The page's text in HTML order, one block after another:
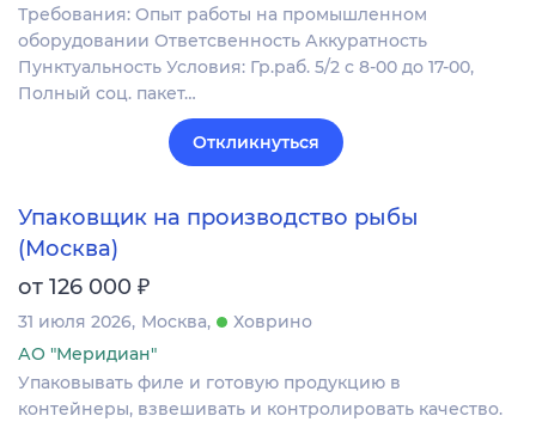
Требования: Опыт работы на промышленном
оборудовании Ответсвенность Аккуратность
Пунктуальность Условия: Гр.раб. 5/2 с 8-00 до 17-00,
Полный соц. пакет…
Откликнуться
Упаковщик на производство рыбы
(Москва)
от 126 000 ₽
31 июля 2026 Москва
Ховрино
АО "Меридиан"
Упаковывать филе и готовую продукцию в
контейнеры, взвешивать и контролировать качество.